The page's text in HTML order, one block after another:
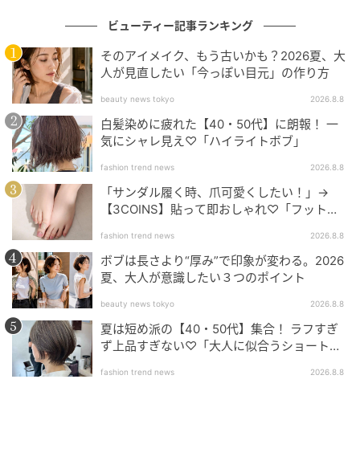
Aを上下まぶた全体に広げ、Bを目尻側に重ねてやわら
かな陰影をプラス。目尻と目頭にCでツヤを重ね、Dの
ラメを黒目上下にポイントでのせることで、自然な立
体感のある目もとに仕上がります。ミュートピンクと
ラメのバランスで透明感が引き立ち、ピンクで気にな
ビューティー記事ランキング
そのアイメイク、もう古いかも？2026夏、大
人が見直したい「今っぽい目元」の作り方
beauty news tokyo 2026.8.8
白髪染めに疲れた【40・50代】に朗報！ 一
気にシャレ見え♡「ハイライトボブ」
fashion trend news 2026.8.8
「サンダル履く時、爪可愛くしたい！」→
【3COINS】貼って即おしゃれ♡「フット用
fashion trend news 2026.8.8
ボブは長さより“厚み”で印象が変わる。2026
夏、大人が意識したい３つのポイント
beauty news tokyo 2026.8.8
夏は短め派の【40・50代】集合！ ラフすぎ
ず上品すぎない♡「大人に似合うショートボ
fashion trend news 2026.8.8